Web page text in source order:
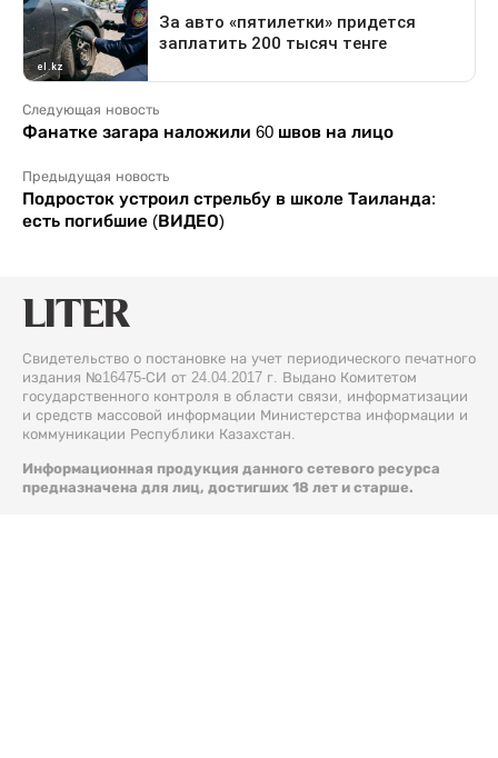
Следующая новость
Фанатке загара наложили 60 швов на лицо
Предыдущая новость
Подросток устроил стрельбу в школе Таиланда:
есть погибшие (ВИДЕО)
Свидетельство о постановке на учет периодического печатного
издания №16475-СИ от 24.04.2017 г. Выдано Комитетом
государственного контроля в области связи, информатизации
и средств массовой информации Министерства информации и
коммуникации Республики Казахстан.
Информационная продукция данного сетевого ресурса
предназначена для лиц, достигших 18 лет и старше.